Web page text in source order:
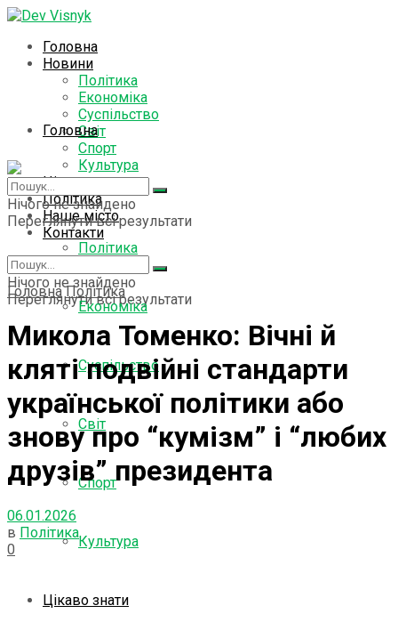
Головна
Новини
Політика
Економіка
Суспільство
Світ
Спорт
Культура
Цікаво знати
Політика
Наше місто
Контакти
Нічого не знайдено
Переглянути всі результати
Головна
Новини
Політика
Економіка
Суспільство
Світ
Спорт
Культура
Цікаво знати
Нічого не знайдено
Переглянути всі результати
Головна Політика
Микола Томенко: Вічні й
кляті подвійні стандарти
української політики або
знову про “кумізм” і “любих
друзів” президента
06.01.2026
в Політика
0